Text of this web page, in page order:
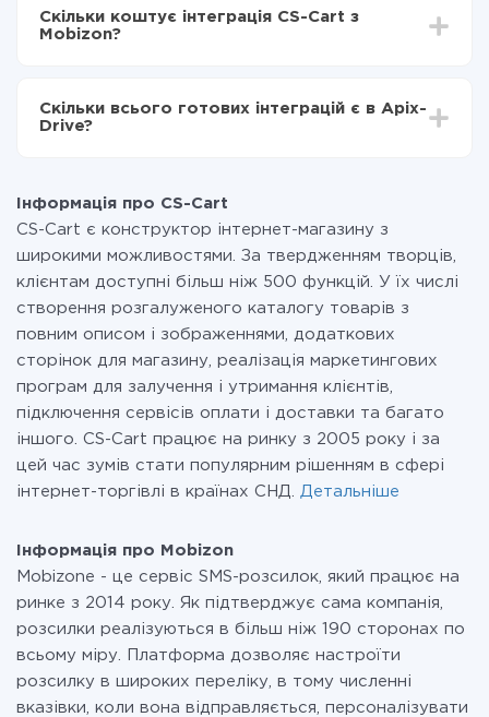
Тепер дані будуть автоматично передаватися з
CS-Cart в Mobizon
становити від 5-ти до 30-хвилин. У середньому
налаштування займає 10-15 хвилин.
Скільки коштує інтеграція CS-Cart з
Mobizon?
Ви оплачуєте лише кількість даних, які за фактом
передаються з однієї вашої системи в іншу через
при необхідності. Детальніше про
Скільки всього готових інтеграцій є в Apix-
Drive?
Інформація про CS-Cart
CS-Cart є конструктор інтернет-магазину з
широкими можливостями. За твердженням творців,
клієнтам доступні більш ніж 500 функцій. У їх числі
створення розгалуженого каталогу товарів з
повним описом і зображеннями, додаткових
сторінок для магазину, реалізація маркетингових
програм для залучення і утримання клієнтів,
підключення сервісів оплати і доставки та багато
іншого. CS-Cart працює на ринку з 2005 року і за
цей час зумів стати популярним рішенням в сфері
інтернет-торгівлі в країнах СНД. Детальніше
Інформація про Mobizon
Mobizone - це сервіс SMS-розсилок, який працює на
ринке з 2014 року. Як підтверджує сама компанія,
розсилки реалізуються в більш ніж 190 сторонах по
всьому міру. Платформа дозволяє настроїти
розсилку в широких переліку, в тому численні
вказівки, коли вона відправляється, персоналізувати